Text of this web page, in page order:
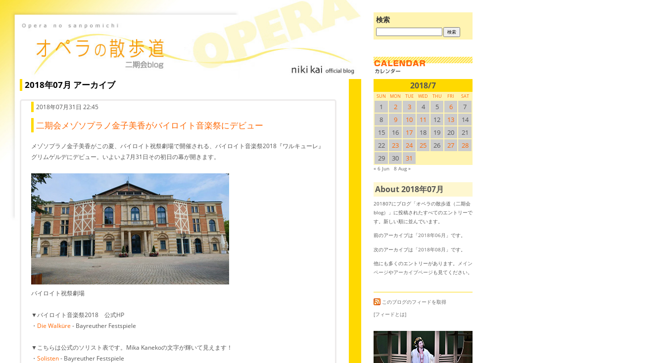
検索
ブ
ロ
検
索:
2018年07月 アーカイブ
2018年07月31日 22:45
二期会メゾソプラノ金子美香がバイロイト音楽祭にデビュー
メゾソプラノ金子美香がこの夏、バイロイト祝祭劇場で開催される、バイロイト音楽祭2018『ワルキューレ』
グリムゲルデにデビュー。いよいよ7月31日その初日の幕が開きます。
バイロイト祝祭劇場
▼バイロイト音楽祭2018 公式HP
・ Die Walküre - Bayreuther Festspiele
▼こちらは公式のソリスト表です。Mika Kanekoの文字が輝いて見えます！
・ Solisten- Bayreuther Festspiele
2018/7
SUN MON TUE WED THU FRI SAT
1 2 3 4 5 6
7
8
9 10 11 12 13
14
15
16 17 18 19 20
21
22
23 24 25 26 27
28
29
30 31
« 6 Jun 8 Aug »
About 2018年07月
201807にブログ「オペラの散歩道（二期会
blog）」に投稿されたすべてのエントリーで
す。新しい順に並んでいます。
前のアーカイブは「2018年06月 」です。
次のアーカイブは「2018年08月 」です。
他にも多くのエントリーがあります。 メイン
ページやアーカイブページ も見てください。
このブログのフィードを取得
[フィードとは]